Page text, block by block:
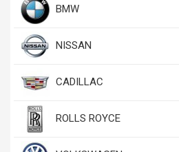
BMW
NISSAN
CADILLAC
ROLLS ROYCE